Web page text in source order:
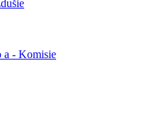
a - Komisie